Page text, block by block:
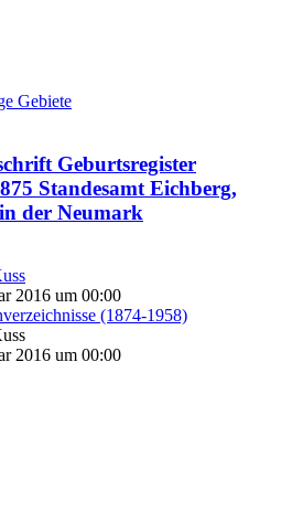
Gebiete
Geburtsregister
Standesamt Eichberg,
der Neumark
2016 um 00:00
(1874-1958)
2016 um 00:00